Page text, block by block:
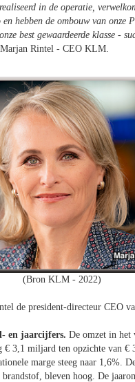
in de operatie,
hebben de ombouw van onze
best gewaardeerde klasse -
Rintel - CEO KLM.
(Bron KLM - 2022)
de president-directeur CEO
en jaarcijfers. De omzet in het
€ 3,1 miljard ten opzichte van €
marge steeg naar 1,6%.
bleven hoog. De